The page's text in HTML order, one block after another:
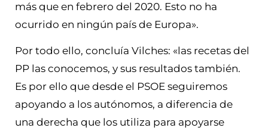
más que en febrero del 2020. Esto no ha
ocurrido en ningún país de Europa».
Por todo ello, concluía Vilches: «las recetas del
PP las conocemos, y sus resultados también.
Es por ello que desde el PSOE seguiremos
apoyando a los autónomos, a diferencia de
una derecha que los utiliza para apoyarse